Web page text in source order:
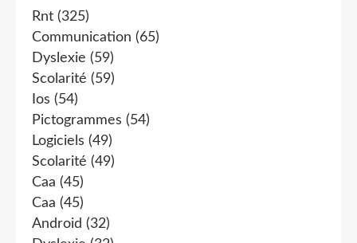
Rnt (325)
Communication (65)
Dyslexie (59)
Scolarité (59)
Ios (54)
Pictogrammes (54)
Logiciels (49)
Scolarité (49)
Caa (45)
Caa (45)
Android (32)